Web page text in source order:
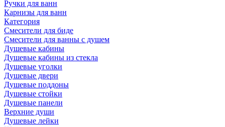
Ручки для ванн
Карнизы для ванн
Категория
Смесители для биде
Смесители для ванны с душем
Душевые кабины
Душевые кабины из стекла
Душевые уголки
Душевые двери
Душевые поддоны
Душевые стойки
Душевые панели
Верхние души
Душевые лейки